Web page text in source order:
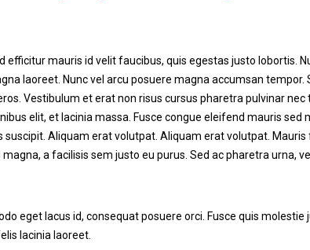
efficitur mauris id velit faucibus, quis egestas justo lobortis.
laoreet. Nunc vel arcu posuere magna accumsan tempor.
Vestibulum et erat non risus cursus pharetra pulvinar nec
elit, et lacinia massa. Fusce congue eleifend mauris sed
Aliquam erat volutpat. Aliquam erat volutpat.
a facilisis sem justo eu purus. Sed ac pharetra urna,
eget lacus id, consequat posuere orci. Fusce quis molestie
lacinia laoreet.